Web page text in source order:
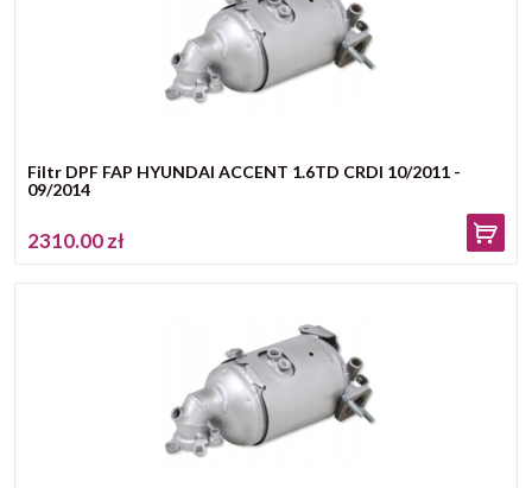
Filtr DPF FAP HYUNDAI ACCENT 1.6TD CRDI 10/2011 -
09/2014
2310.00 zł